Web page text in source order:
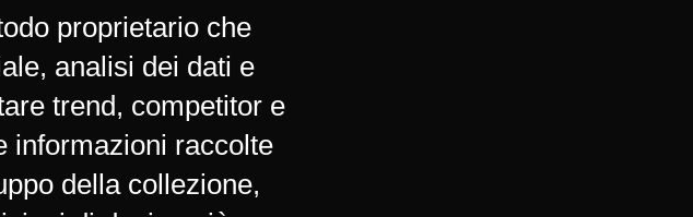
proprietario che
analisi dei dati e
trend, competitor e
informazioni raccolte
della collezione,